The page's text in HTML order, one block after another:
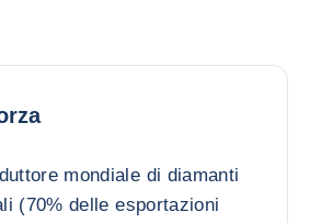
mondiale di diamanti
(70% delle esportazioni